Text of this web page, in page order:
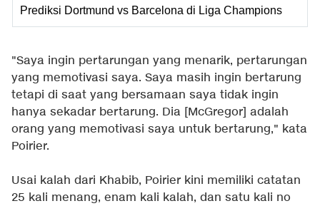
Prediksi Dortmund vs Barcelona di Liga Champions
"Saya ingin pertarungan yang menarik, pertarungan
yang memotivasi saya. Saya masih ingin bertarung
tetapi di saat yang bersamaan saya tidak ingin
hanya sekadar bertarung. Dia [McGregor] adalah
orang yang memotivasi saya untuk bertarung," kata
Poirier.
Usai kalah dari Khabib, Poirier kini memiliki catatan
25 kali menang, enam kali kalah, dan satu kali no